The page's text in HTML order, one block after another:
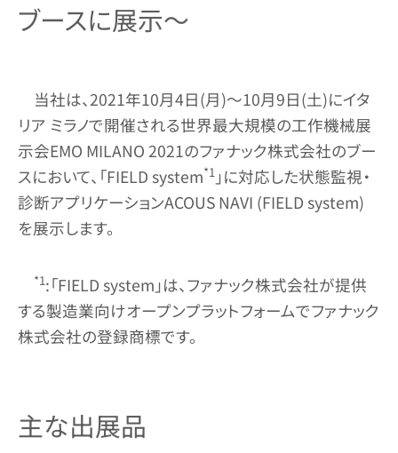
ブースに展示～
当社は、2021年10月4日(月)～10月9日(土)にイタ
リア ミラノで開催される世界最大規模の工作機械展
示会EMO MILANO 2021のファナック株式会社のブー
スにおいて、「FIELD system*1 」に対応した状態監視・
診断アプリケーションACOUS NAVI (FIELD system)
を展示します。
*1:「FIELD system」は、ファナック株式会社が提供
する製造業向けオープンプラットフォームでファナック
株式会社の登録商標です。
主な出展品